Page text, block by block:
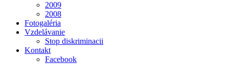
2009
2008
Fotogaléria
Vzdelávanie
Stop diskriminacii
Kontakt
Facebook